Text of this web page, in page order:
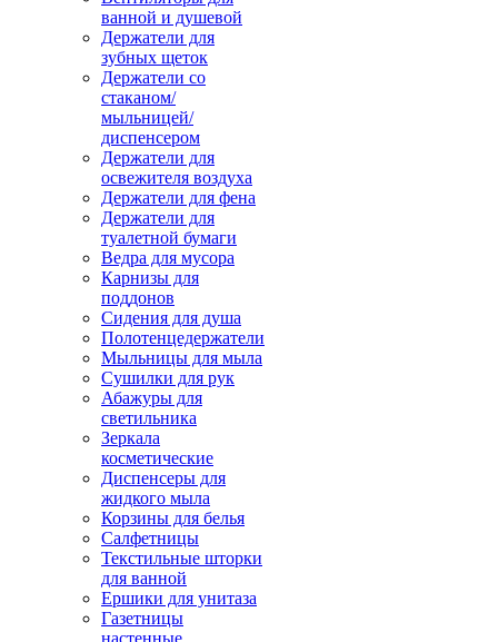
ванной и душевой
Держатели для
зубных щеток
Держатели со
стаканом/
мыльницей/
диспенсером
Держатели для
освежителя воздуха
Держатели для фена
Держатели для
туалетной бумаги
Ведра для мусора
Карнизы для
поддонов
Сидения для душа
Полотенцедержатели
Мыльницы для мыла
Сушилки для рук
Абажуры для
светильника
Зеркала
косметические
Диспенсеры для
жидкого мыла
Корзины для белья
Салфетницы
Текстильные шторки
для ванной
Ершики для унитаза
Газетницы
настенные